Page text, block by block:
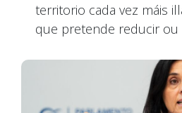
territorio cada vez máis
que pretende reducir ou